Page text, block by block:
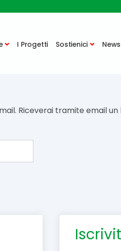
I Progetti Sostienici News
Riceverai tramite email